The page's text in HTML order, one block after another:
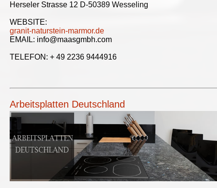
Herseler Strasse 12 D-50389 Wesseling
WEBSITE:
granit-naturstein-marmor.de
EMAIL: info@maasgmbh.com
TELEFON: + 49 2236 9444916
Arbeitsplatten Deutschland